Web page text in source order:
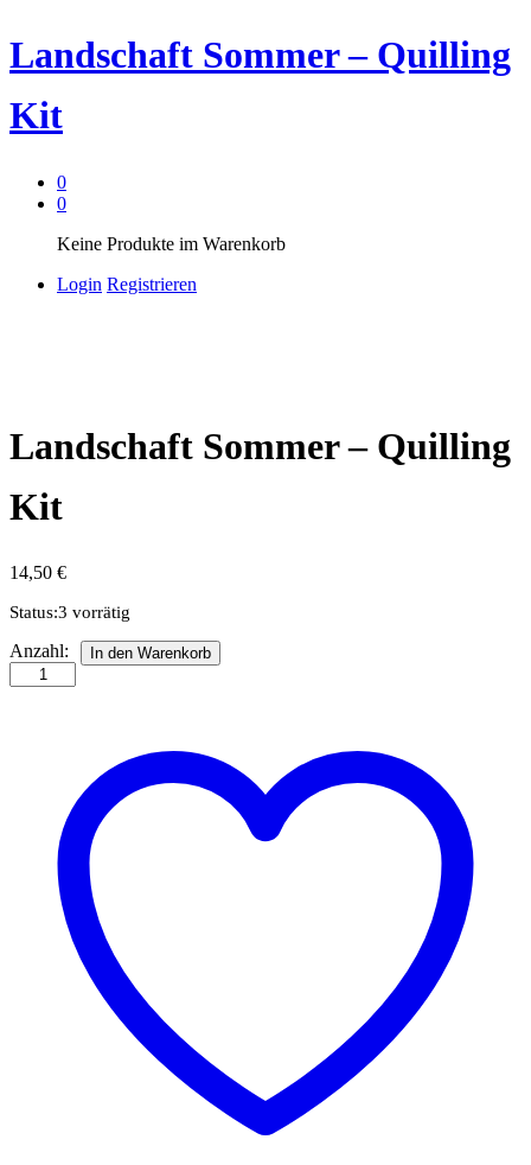
Landschaft Sommer – Quilling
Kit
0
0
Keine Produkte im Warenkorb
Login Registrieren
Landschaft Sommer – Quilling
Kit
14,50 €
Status:3 vorrätig
Landschaft
Sommer
-
Anzahl: In den Warenkorb